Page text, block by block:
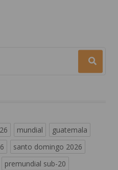
mundial
guatemala
santo domingo 2026
premundial sub-20